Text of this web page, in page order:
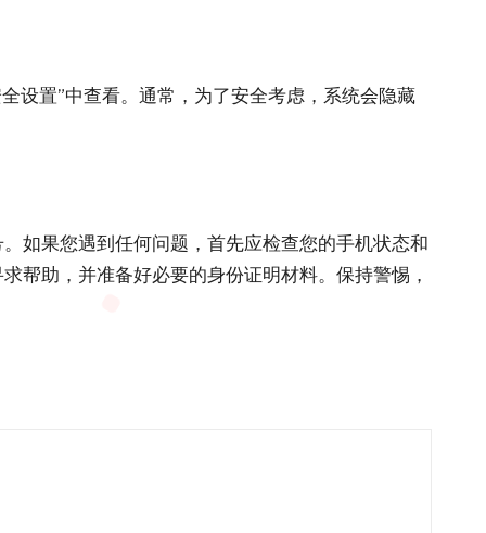
设置”中查看。通常，为了安全考虑，系统会隐藏
如果您遇到任何问题，首先应检查您的手机状态和
帮助，并准备好必要的身份证明材料。保持警惕，